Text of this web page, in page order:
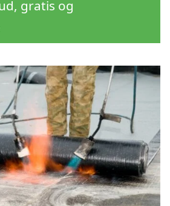
gratis og